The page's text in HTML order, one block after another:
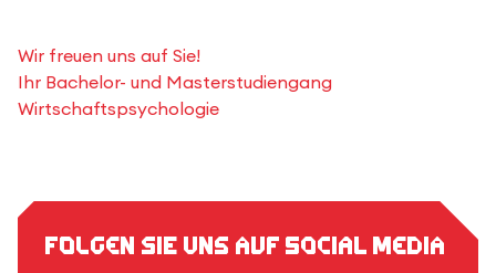
Wir freuen uns auf Sie!
Ihr Bachelor- und Masterstudiengang
Wirtschaftspsychologie
Folgen Sie uns auf Social Media